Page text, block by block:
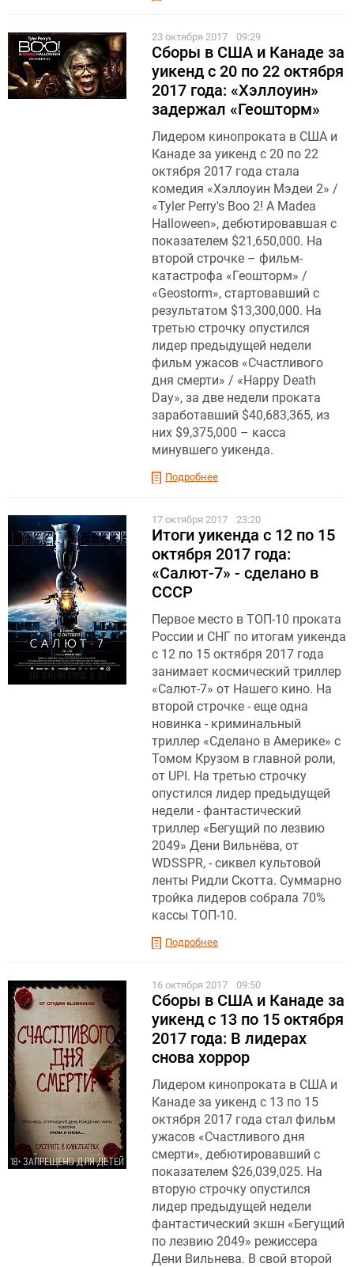
23 октября 2017 09:29
Сборы в США и Канаде за
уикенд с 20 по 22 октября
2017 года: «Хэллоуин»
задержал «Геошторм»
Лидером кинопроката в США и
Канаде за уикенд с 20 по 22
октября 2017 года стала
комедия «Хэллоуин Мэдеи 2» /
«Tyler Perry's Boo 2! A Madea
Halloween», дебютировавшая с
показателем $21,650,000. На
второй строчке – фильм-
катастрофа «Геошторм» /
«Geostorm», стартовавший с
результатом $13,300,000. На
третью строчку опустился
лидер предыдущей недели
фильм ужасов «Счастливого
дня смерти» / «Happy Death
Day», за две недели проката
заработавший $40,683,365, из
них $9,375,000 – касса
минувшего уикенда.
Подробнее
17 октября 2017 23:20
Итоги уикенда с 12 по 15
октября 2017 года:
«Салют-7» - сделано в
СССР
Первое место в ТОП-10 проката
России и СНГ по итогам уикенда
с 12 по 15 октября 2017 года
занимает космический триллер
«Салют-7» от Нашего кино. На
второй строчке - еще одна
новинка - криминальный
триллер «Сделано в Америке» с
Томом Крузом в главной роли,
от UPI. На третью строчку
опустился лидер предыдущей
недели - фантастический
триллер «Бегущий по лезвию
2049» Дени Вильнёва, от
WDSSPR, - сиквел культовой
ленты Ридли Скотта. Суммарно
тройка лидеров собрала 70%
кассы ТОП-10.
Подробнее
16 октября 2017 09:50
Сборы в США и Канаде за
уикенд с 13 по 15 октября
2017 года: В лидерах
снова хоррор
Лидером кинопроката в США и
Канаде за уикенд с 13 по 15
октября 2017 года стал фильм
ужасов «Счастливого дня
смерти», дебютировавший с
показателем $26,039,025. На
вторую строчку опустился
лидер предыдущей недели
фантастический экшн «Бегущий
по лезвию 2049» режиссера
Дени Вильнева. В свой второй